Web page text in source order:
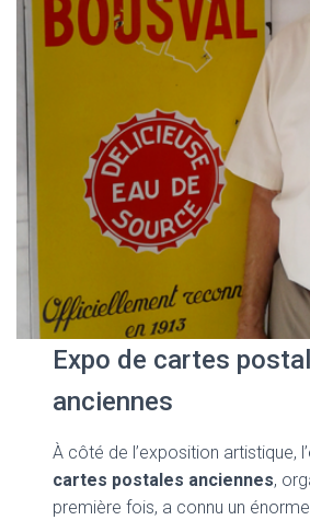
Expo de cartes
anciennes
À côté de l’exposition artistique, l’
cartes postales anciennes,
première fois, a connu un